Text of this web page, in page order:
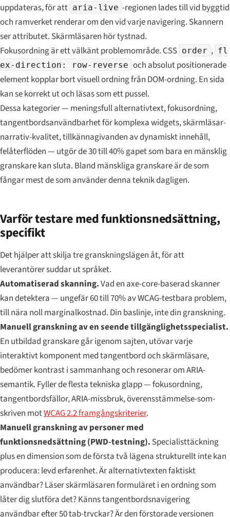
uppdateras, för att aria-live -regionen lades till vid byggtid
och ramverket renderar om den vid varje navigering. Skannern
ser attributet. Skärmläsaren hör tystnad.
Fokusordning är ett välkänt problemområde. CSS order , fl
ex-direction: row-reverse och absolut positionerade
element kopplar bort visuell ordning från DOM-ordning. En sida
kan se korrekt ut och läsas som ett pussel.
Dessa kategorier — meningsfull alternativtext, fokusordning,
tangentbordsanvändbarhet för komplexa widgets, skärmläsar-
narrativ-kvalitet, tillkännagivanden av dynamiskt innehåll,
felåterflöden — utgör de 30 till 40% gapet som bara en mänsklig
granskare kan sluta. Bland mänskliga granskare är de som
fångar mest de som använder denna teknik dagligen.
Varför testare med funktionsnedsättning,
specifikt
Det hjälper att skilja tre granskningslägen åt, för att
leverantörer suddar ut språket.
Automatiserad skanning.Vad en axe-core-baserad skanner
kan detektera — ungefär 60 till 70% av WCAG-testbara problem,
till nära noll marginalkostnad. Din baslinje, inte din granskning.
Manuell granskning av en seende tillgänglighetsspecialist.
En utbildad granskare går igenom sajten, utövar varje
interaktivt komponent med tangentbord och skärmläsare,
bedömer kontrast i sammanhang och resonerar om ARIA-
semantik. Fyller de flesta tekniska glapp — fokusordning,
tangentbordsfällor, ARIA-missbruk, överensstämmelse-som-
skriven motWCAG 2.2 framgångskriterier.
Manuell granskning av personer med
funktionsnedsättning (PWD-testning). Specialisttäckning
plus en dimension som de första två lägena strukturellt inte kan
producera: levd erfarenhet. Är alternativtexten faktiskt
användbar? Läser skärmläsaren formuläret i en ordning som
låter dig slutföra det? Känns tangentbordsnavigering
användbar efter 50 tab-tryckar? Är den förstorade versionen